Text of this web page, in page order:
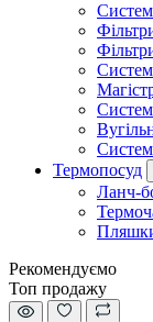
Термопосуд
Ланч-
Рекомендуємо
Топ продажу